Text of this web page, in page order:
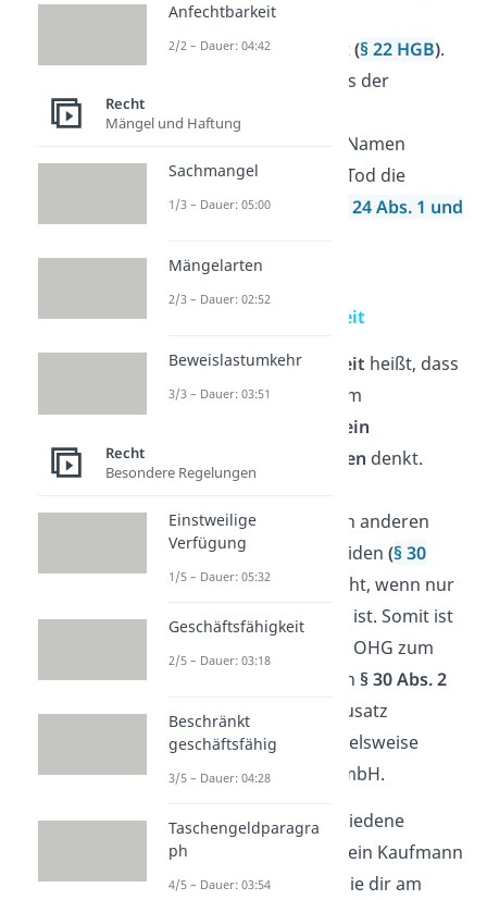
HGB)— oder sich der
Geschäftsinhaber ändert(§ 22 HGB).
Dann bedarf es allerdings der
Einwilligung des
dessen Namen
eingetragen ist oder bei Tod die
Einwilligung der Erben
§ 24 Abs. 1 und
Firmenunterscheidbarkeit
Firmenunterscheidbarkeit heißt, dass
ein Verbraucher bei einem
direkt an ein
bestimmtes Unternehmen denkt.
Firmennamedeutlich von anderen
Unternehmen unterscheiden(§ 30
Abs. 1 HGB). Es reicht nicht, wenn nur
der Firmenzusatz anders ist. Somit ist
Müller GmbH und Müller OHG zum
Beispiel nicht gültig. Nach § 30 Abs. 2
HGB
muss deshalb ein Zusatz
beigefügt werden, beispielsweise
Müller Fahrradhandel GmbH.
Deswegen gibt es verschiedene
Firmenarten
, aus denen ein Kaufmann
auswählen kann. Schau sie dir am
Anfechtbarkeit
2/2 – Dauer: 04:42
Recht
Mängel und Haftung
Sachmangel
1/3 – Dauer: 05:00
Mängelarten
2/3 – Dauer: 02:52
Beweislastumkehr
3/3 – Dauer: 03:51
Recht
Besondere Regelungen
Einstweilige
Verfügung
1/5 – Dauer: 05:32
Geschäftsfähigkeit
2/5 – Dauer: 03:18
Beschränkt
geschäftsfähig
3/5 – Dauer: 04:28
Taschengeldparagra
ph
4/5 – Dauer: 03:54